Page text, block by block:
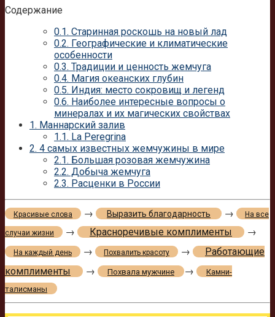
Содержание
0.1. Старинная роскошь на новый лад
0.2. Географические и климатические
особенности
0.3. Традиции и ценность жемчуга
0.4. Магия океанских глубин
0.5. Индия: место сокровищ и легенд
0.6. Наиболее интересные вопросы о
минералах и их магических свойствах
1. Маннарский залив
1.1. La Peregrina
2. 4 самых известных жемчужины в мире
2.1. Большая розовая жемчужина
2.2. Добыча жемчуга
2.3. Расценки в России
Красивые слова → Выразить благодарность → На все
случаи жизни → Красноречивые комплименты →
На каждый день → Похвалить красоту →
Работающие
комплименты
→ Похвала мужчине →
Камни-
талисманы